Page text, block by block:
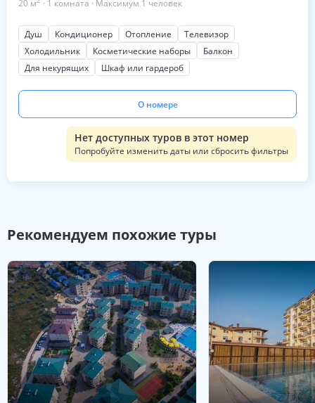
20 м · 1 комната · Максимум 1 человек
Душ Кондиционер Отопление
Телевизор
Холодильник
Косметические наборы
Балкон
Для некурящих
Шкаф или гардероб
О номере
Нет доступных туров в этот номер
Попробуйте изменить даты или сбросить фильтры
Рекомендуем похожие туры